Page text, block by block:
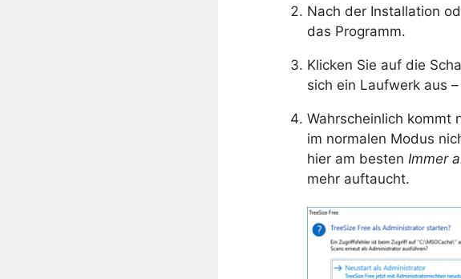
Nach der Installation
das Programm.
Klicken Sie auf die
sich ein Laufwerk aus
Wahrscheinlich kommt
im normalen Modus
hier am besten Immer
mehr auftaucht.